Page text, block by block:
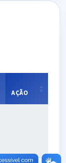
AÇÃO